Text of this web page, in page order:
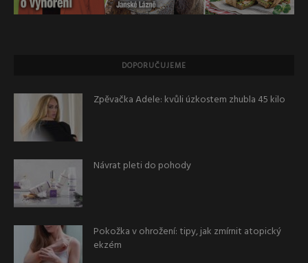
DOPORUČUJEME
Zpěvačka Adele: kvůli úzkostem zhubla 45 kilo
Návrat pleti do pohody
Pokožka v ohrožení: tipy, jak zmírnit atopický
ekzém